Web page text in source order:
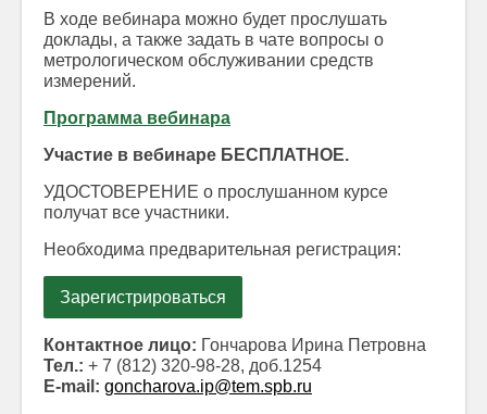
В ходе вебинара можно будет прослушать
доклады, а также задать в чате вопросы о
метрологическом обслуживании средств
измерений.
Программа вебинара
Участие в вебинаре БЕСПЛАТНОЕ.
УДОСТОВЕРЕНИЕ о прослушанном курсе
получат все участники.
Необходима предварительная регистрация:
Зарегистрироваться
Контактное лицо: Гончарова Ирина Петровна
Тел.: + 7 (812) 320-98-28, доб.1254
E-mail: goncharova.ip@tem.spb.ru